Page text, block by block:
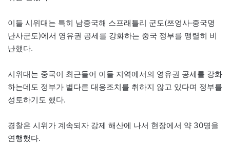
이들 시위대는 특히 남중국해 스프래틀리 군도(쯔엉사·중국명
난사군도)에서 영유권 공세를 강화하는 중국 정부를 맹렬히 비
난했다.
시위대는 중국이 최근들어 이들 지역에서의 영유권 공세를 강화
하는데도 정부가 별다른 대응조치를 취하지 않고 있다며 정부를
성토하기도 했다.
경찰은 시위가 계속되자 강제 해산에 나서 현장에서 약 30명을
연행했다.